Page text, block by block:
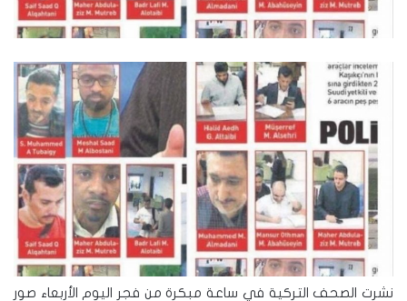
نشرت الصحف التركية في ساعة مبكرة من فجر اليوم الأربعاء صور